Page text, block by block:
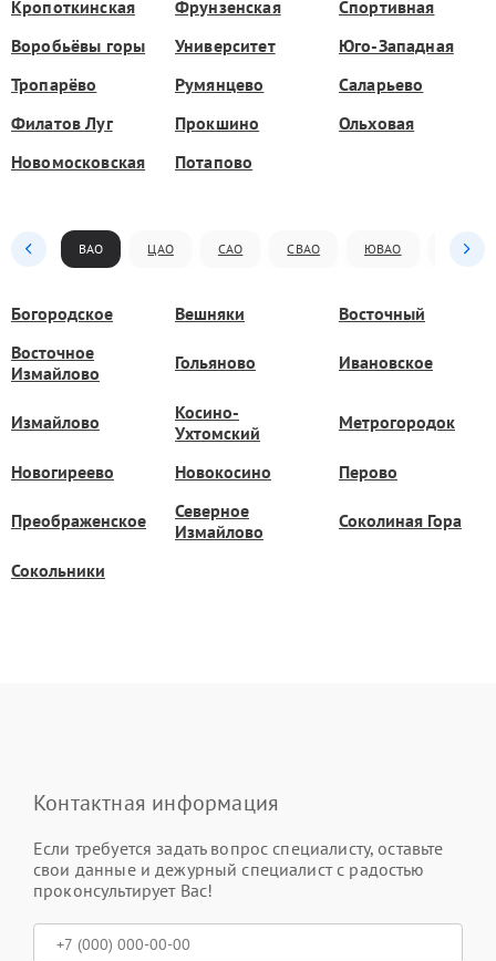
Кропоткинская Фрунзенская
Спортивная
Воробьёвы горы
Университет
Юго-Западная
Тропарёво
Румянцево
Саларьево
Филатов Луг
Прокшино
Ольховая
Новомосковская
Потапово
ВАО ЦАО САО СВАО ЮВАО ЮАО
Богородское Вешняки
Восточный
Восточное
Измайлово
Гольяново Ивановское
Измайлово
Косино-
Ухтомский
Метрогородок
Новогиреево Новокосино Перово
Преображенское
Северное
Измайлово
Соколиная Гора
Сокольники
Контактная информация
Если требуется задать вопрос специалисту, оставьте
свои данные и дежурный специалист с радостью
проконсультирует Вас!